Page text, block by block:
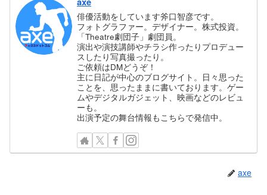
俳優活動をしています斧口智彦です。
フォトグラファー。デザイナー。株式投資。
「Theatre劇団子」劇団員。
演出や演技講師やチラシ作ったりプロデュー
スしたり写真撮ったり。
ご依頼はDMどうぞ！
主に日記が中心のブログサイト。日々思った
ことを、思ったままに書いております。ゲー
ムやデジタルガジェット、映画などのレビュ
ーも。
出演予定の舞台情報もこちらで発信中。
axe